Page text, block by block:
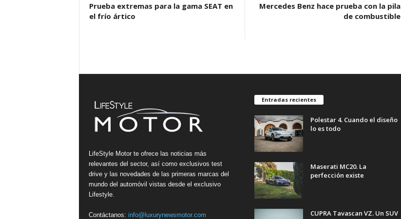
Prueba extremas para la gama SEAT en
el frío ártico
Mercedes Benz hace prueba con la pila
de combustible
LifeStyle Motor te ofrece las noticias más
relevantes del sector, así como exclusivos test
drive y las novedades de las primeras marcas del
mundo del automóvil vistas desde el exclusivo
Lifestyle.
Contáctanos: info@luxurynewsmotor.com
Entradas recientes
Polestar 4. Cuando el diseño
lo es todo
Maserati MC20. La
perfección existe
CUPRA Tavascan VZ. Un SUV